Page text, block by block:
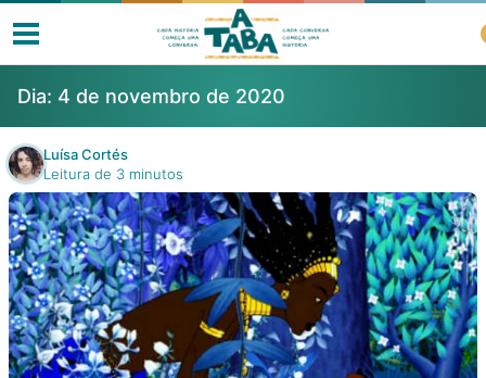
Livros
Resenhas
Clube de Leitores
Listas
Dia: 4 de novembro de 2020
Luísa Cortés
Leitura de 3 minutos